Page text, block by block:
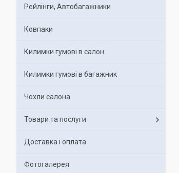
Рейлінги, Автобагажники
Ковпаки
Килимки гумові в салон
Килимки гумові в багажник
Чохли салона
Товари та послуги
Доставка і оплата
Фотогалерея